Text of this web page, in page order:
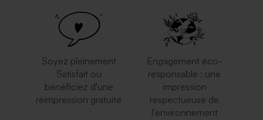
Soyez pleinement
Satisfait ou
bénéficiez d'une
réimpression gratuite
Engagement éco-
responsable : une
impression
respectueuse de
l'environnement